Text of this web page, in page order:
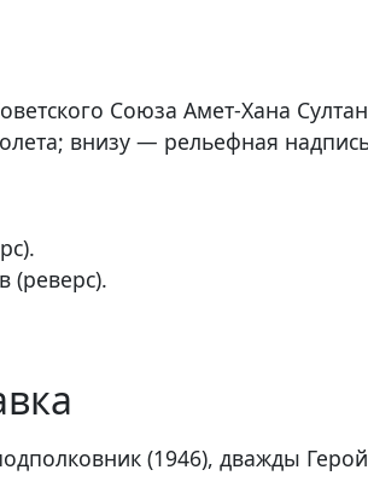
Союза Амет-Хана
внизу — рельефная
(реверс).
(1946), дважды